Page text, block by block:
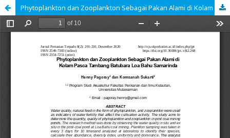
Phytoplankton dan Zooplankton Sebagai Pakan Alami di Kolam Pasca Tambang Batubara Loa Bahu Samarinda